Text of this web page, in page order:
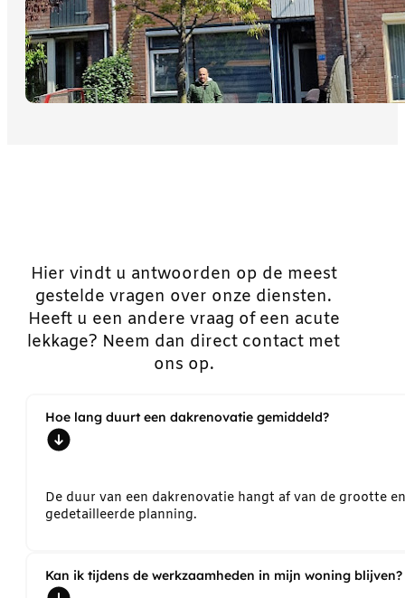
Hier vindt u antwoorden op de meest
gestelde vragen over onze diensten.
Heeft u een andere vraag of een acute
lekkage? Neem dan direct contact met
ons op.
Hoe lang duurt een dakrenovatie gemiddeld?
De duur van een dakrenovatie hangt af van de grootte
gedetailleerde planning.
Kan ik tijdens de werkzaamheden in mijn woning blijven?